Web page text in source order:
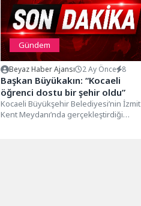
Gündem
Beyaz Haber Ajansı 2 Ay Önce 8
Başkan Büyükakın: “Kocaeli
öğrenci dostu bir şehir oldu”
Kocaeli Büyükşehir Belediyesi’nin İzmit
Kent Meydanı’nda gerçekleştirdiği